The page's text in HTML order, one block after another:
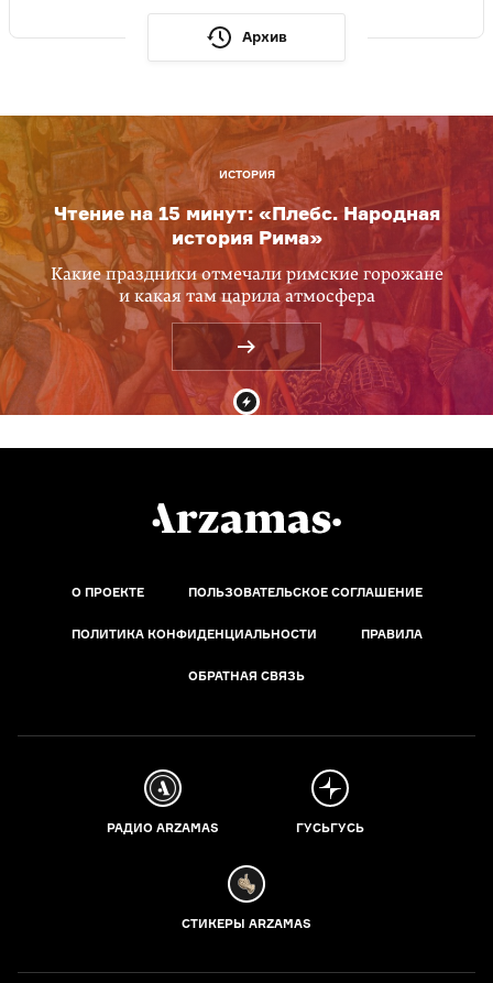
Архив
ИСТОРИЯ
Чтение на 15 минут: «Плебс. Народная
история Рима»
Какие праздники отмечали римские горожане
и какая там царила атмосфера
О ПРОЕКТЕ ПОЛЬЗОВАТЕЛЬСКОЕ СОГЛАШЕНИЕ
ПОЛИТИКА КОНФИДЕНЦИАЛЬНОСТИ ПРАВИЛА
ОБРАТНАЯ СВЯЗЬ
РАДИО ARZAMAS ГУСЬГУСЬ
СТИКЕРЫ ARZAMAS